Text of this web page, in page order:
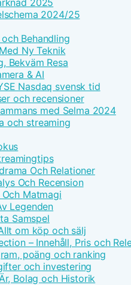
2025
2024/25
Behandling
Ny Teknik
Bekväm Resa
& AI
Nasdaq svensk tid
och recensioner
med Selma 2024
och streaming
Och Relationer
Och Recension
Matmagi
Legenden
Samspel
om köp och sälj
– Innehåll, Pris och
poäng och ranking
och investering
Bolag och Historik